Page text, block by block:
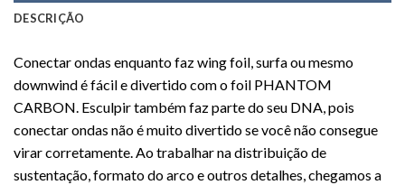
DESCRIÇÃO
Conectar ondas enquanto faz wing foil, surfa ou mesmo
downwind é fácil e divertido com o foil PHANTOM
CARBON. Esculpir também faz parte do seu DNA, pois
conectar ondas não é muito divertido se você não consegue
virar corretamente. Ao trabalhar na distribuição de
sustentação, formato do arco e outros detalhes, chegamos a